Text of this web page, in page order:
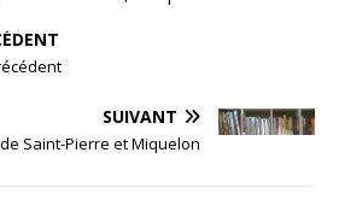
SUIVANT
Saint-Pierre et Miquelon